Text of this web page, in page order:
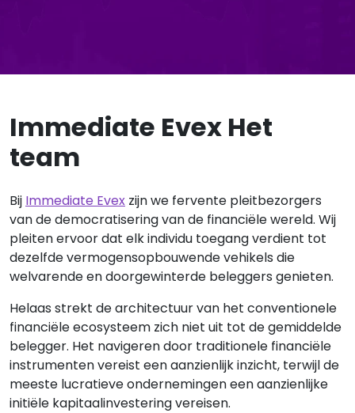
Immediate Evex Het
team
Bij Immediate Evex zijn we fervente pleitbezorgers
van de democratisering van de financiële wereld. Wij
pleiten ervoor dat elk individu toegang verdient tot
dezelfde vermogensopbouwende vehikels die
welvarende en doorgewinterde beleggers genieten.
Helaas strekt de architectuur van het conventionele
financiële ecosysteem zich niet uit tot de gemiddelde
belegger. Het navigeren door traditionele financiële
instrumenten vereist een aanzienlijk inzicht, terwijl de
meeste lucratieve ondernemingen een aanzienlijke
initiële kapitaalinvestering vereisen.